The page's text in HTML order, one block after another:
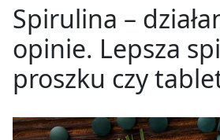
Spirulina –
opinie. Lepsza
proszku czy